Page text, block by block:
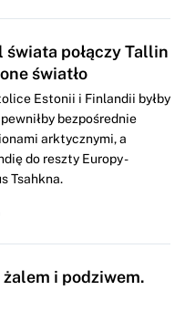
świata połączy Tallin
światło
Estonii i Finlandii byłby
bezpośrednie
arktycznymi, a
do reszty Europy -
Tsahkna.
żalem i podziwem.